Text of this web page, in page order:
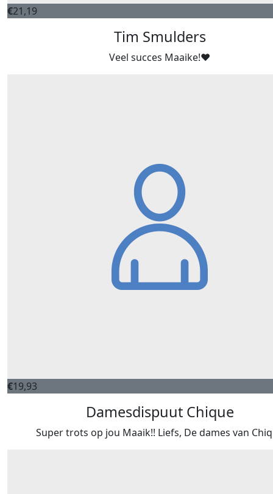
€21,19
Tim Smulders
Veel succes Maaike!❤️
€19,93
Damesdispuut Chique
Super trots op jou Maaik!! Liefs, De dames van